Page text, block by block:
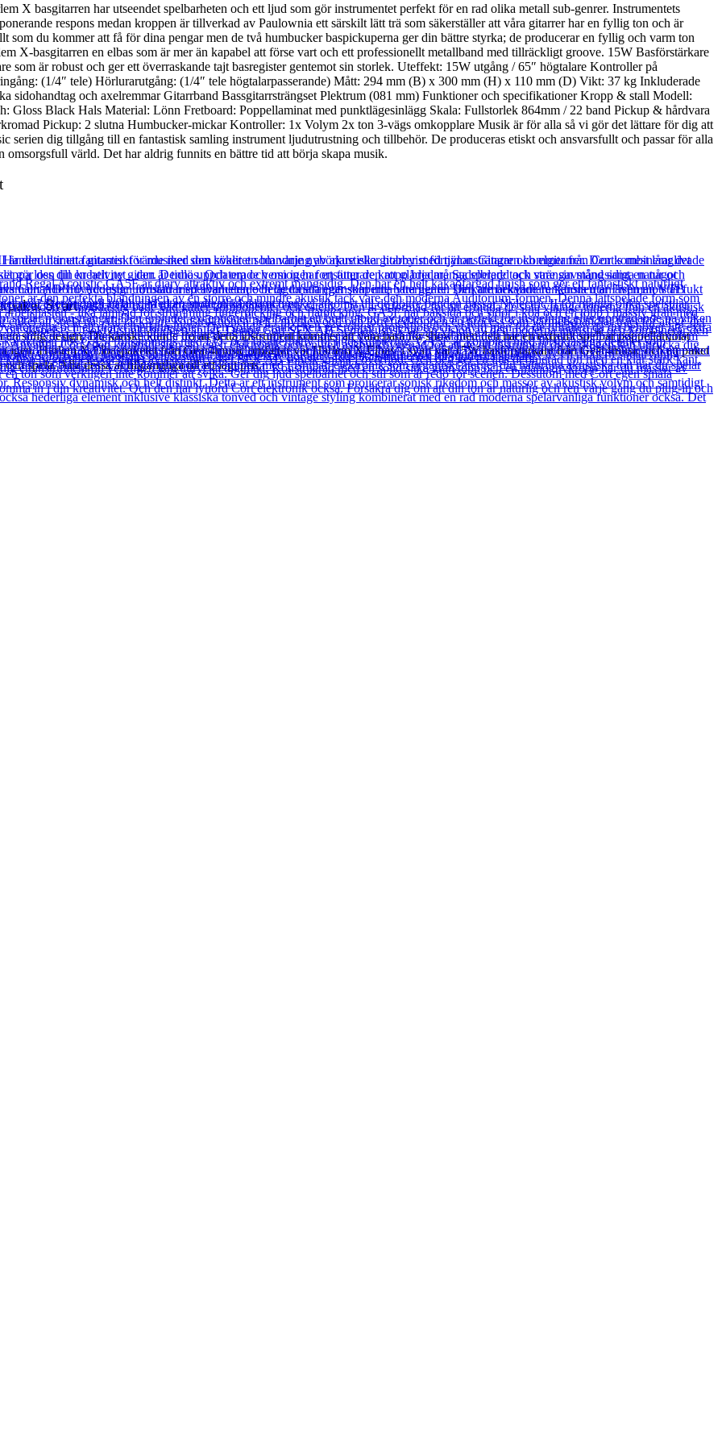
X basgitarren har utseendet spelbarheten och ett ljud som gör instrumentet perfekt för en rad olika metall sub-genrer. Instrumentets
respons medan kroppen är tillverkad av Paulownia ett särskilt lätt trä som säkerställer att våra gitarrer har en fyllig ton och är
som du kommer att få för dina pengar men de två humbucker baspickuperna ger din bättre styrka; de producerar en fyllig och varm ton
X-basgitarren en elbas som är mer än kapabel att förse vart och ett professionellt metallband med tillräckligt groove. 15W Basförstärkare
som är robust och ger ett överraskande tajt basregister gentemot sin storlek. Uteffekt: 15W utgång / 65″ högtalare Kontroller på
(1/4″ tele) Hörlurarutgång: (1/4″ tele högtalarpasserande) Mått: 294 mm (B) x 300 mm (H) x 110 mm (D) Vikt: 37 kg Inkluderade
sidohandtag och axelremmar Gitarrband Bassgitarrsträngset Plektrum (081 mm) Funktioner och specifikationer Kropp & stall Modell:
Black Hals Material: Lönn Fretboard: Poppellaminat med punktlägesinlägg Skala: Fullstorlek 864mm / 22 band Pickup & hårdvara
Pickup: 2 slutna Humbucker-mickar Kontroller: 1x Volym 2x ton 3-vägs omkopplare Musik är för alla så vi gör det lättare för dig att
serien dig tillgång till en fantastisk samling instrument ljudutrustning och tillbehör. De produceras etiskt och ansvarsfullt och passar för alla
värld. Det har aldrig funnits en bättre tid att börja skapa musik.
Svart
stilig design. Du kanske kunde tro att detta instrument kommer att vara bara för show men den har en extremt spelbar poppellaminat
igen. Harlem X Elbaspaketet från Gear4music omfattar vår Harlem X Elbas i svart vår 15W basförstärkare från Gear4music och ett paket
spela. Alla dessa är tillgängliga till ett lågt pris.